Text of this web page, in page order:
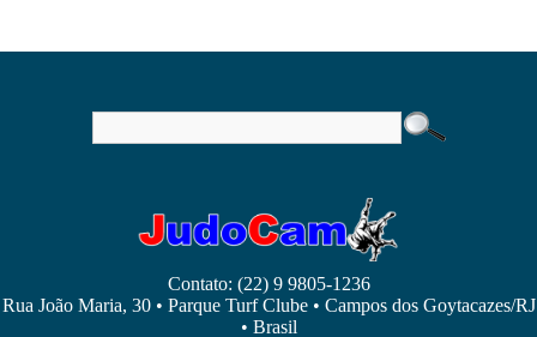
Contato: (22) 9 9805-1236
Rua João Maria, 30 • Parque Turf Clube • Campos dos Goytacazes/RJ
• Brasil